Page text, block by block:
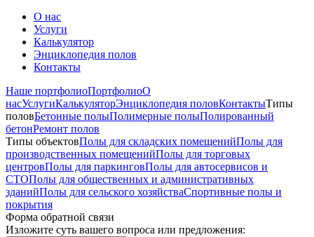
О нас
Услуги
Калькулятор
Энциклопедия полов
Контакты
Наше портфолиоПортфолиоО
насУслугиКалькуляторЭнциклопедия половКонтактыТипы
половБетонные полыПолимерные полыПолированный
бетонРемонт полов
Типы объектовПолы для складских помещенийПолы для
производственных помещенийПолы для торговых
центровПолы для паркинговПолы для автосервисов и
СТОПолы для общественных и административных
зданийПолы для сельского хозяйстваСпортивные полы и
покрытия
Форма обратной связи
Изложите суть вашего вопроса или предложения: